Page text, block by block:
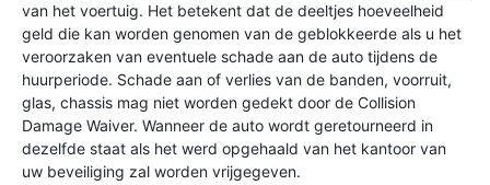
van het voertuig. Het betekent dat de deeltjes hoeveelheid
geld die kan worden genomen van de geblokkeerde als u het
veroorzaken van eventuele schade aan de auto tijdens de
huurperiode. Schade aan of verlies van de banden, voorruit,
glas, chassis mag niet worden gedekt door de Collision
Damage Waiver. Wanneer de auto wordt geretourneerd in
dezelfde staat als het werd opgehaald van het kantoor van
uw beveiliging zal worden vrijgegeven.